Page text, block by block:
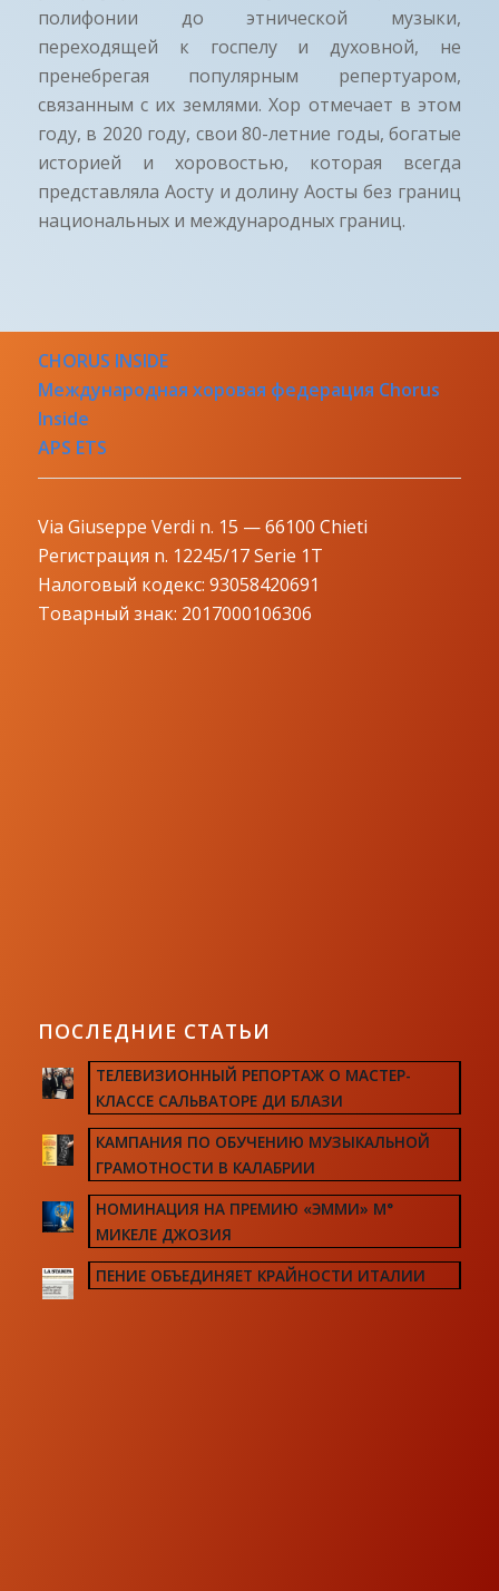
полифонии до этнической музыки,
переходящей к госпелу и духовной, не
пренебрегая популярным репертуаром,
связанным с их землями. Хор отмечает в этом
году, в 2020 году, свои 80-летние годы, богатые
историей и хоровостью, которая всегда
представляла Аосту и долину Аосты без границ
национальных и международных границ.
CHORUS INSIDE
Международная хоровая федерация Chorus
Inside
APS ETS
Via Giuseppe Verdi n. 15 — 66100 Chieti
Регистрация n. 12245/17 Serie 1T
Налоговый кодекс: 93058420691
Товарный знак: 2017000106306
ПОСЛЕДНИЕ СТАТЬИ
ТЕЛЕВИЗИОННЫЙ РЕПОРТАЖ О МАСТЕР-
КЛАССЕ САЛЬВАТОРЕ ДИ БЛАЗИ
КАМПАНИЯ ПО ОБУЧЕНИЮ МУЗЫКАЛЬНОЙ
ГРАМОТНОСТИ В КАЛАБРИИ
НОМИНАЦИЯ НА ПРЕМИЮ «ЭММИ» М°
МИКЕЛЕ ДЖОЗИЯ
ПЕНИЕ ОБЪЕДИНЯЕТ КРАЙНОСТИ ИТАЛИИ